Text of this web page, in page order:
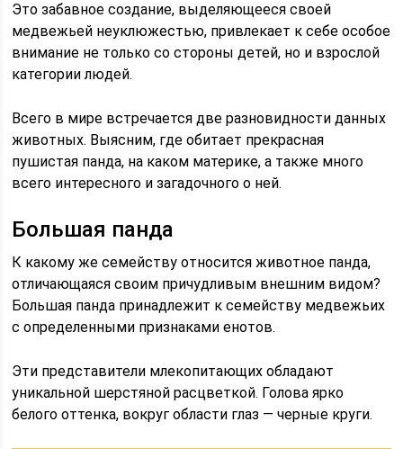
Это забавное создание, выделяющееся своей
медвежьей неуклюжестью, привлекает к себе особое
внимание не только со стороны детей, но и взрослой
категории людей.
Всего в мире встречается две разновидности данных
животных. Выясним, где обитает прекрасная
пушистая панда, на каком материке, а также много
всего интересного и загадочного о ней.
Большая панда
К какому же семейству относится животное панда,
отличающаяся своим причудливым внешним видом?
Большая панда принадлежит к семейству медвежьих
с определенными признаками енотов.
Эти представители млекопитающих обладают
уникальной шерстяной расцветкой. Голова ярко
белого оттенка, вокруг области глаз — черные круги.